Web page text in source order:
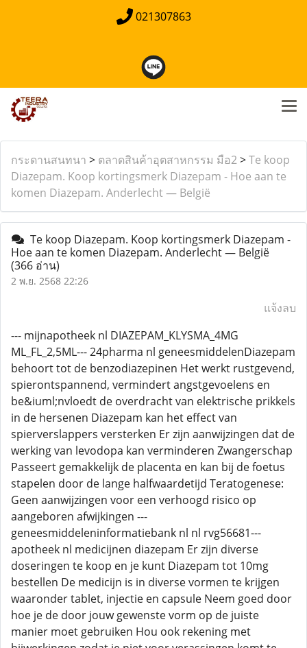
021307863
กระดานสนทนา > ตลาดสินค้าอุตสาหกรรม มือ2>Te koop
Diazepam. Koop kortingsmerk Diazepam - Hoe aan te
komen Diazepam. Anderlecht — België
Te koop Diazepam. Koop kortingsmerk Diazepam -
Hoe aan te komen Diazepam. Anderlecht — België
(366 อ่าน)
2 พ.ย. 2568 22:26
แจ้งลบ
--- mijnapotheek nl DIAZEPAM_KLYSMA_4MG
ML_FL_2,5ML--- 24pharma nl geneesmiddelenDiazepam
behoort tot de benzodiazepinen Het werkt rustgevend,
spierontspannend, vermindert angstgevoelens en
be&iuml;nvloedt de overdracht van elektrische prikkels
in de hersenen Diazepam kan het effect van
spierverslappers versterken Er zijn aanwijzingen dat de
werking van levodopa kan verminderen Zwangerschap
Passeert gemakkelijk de placenta en kan bij de foetus
stapelen door de lange halfwaardetijd Teratogenese:
Geen aanwijzingen voor een verhoogd risico op
aangeboren afwijkingen ---
geneesmiddeleninformatiebank nl nl rvg56681---
apotheek nl medicijnen diazepam Er zijn diverse
doseringen te koop en je kunt Diazepam tot 10mg
bestellen De medicijn is in diverse vormen te krijgen
waaronder tablet, injectie en capsule Neem goed door
hoe je de door jouw gewenste vorm op de juiste
manier moet gebruiken Hou ook rekening met